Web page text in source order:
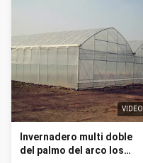
VIDEO
Invernadero multi doble
del palmo del arco los